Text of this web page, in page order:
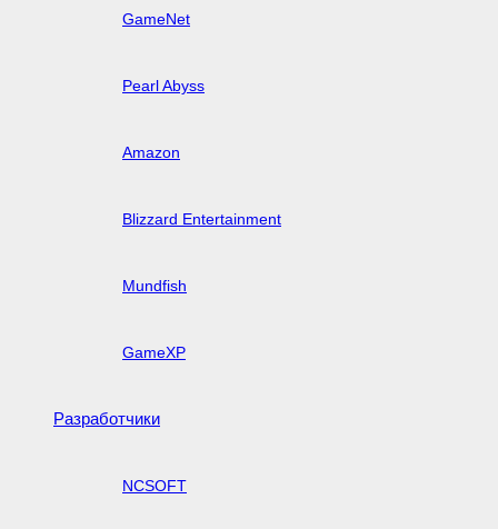
GameNet
Pearl Abyss
Amazon
Blizzard Entertainment
Mundfish
GameXP
Разработчики
NCSOFT